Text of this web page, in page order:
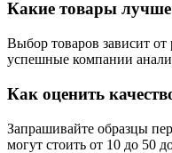
Какие товары лучше
Выбор товаров зависит
успешные компании
Как оценить
Запрашивайте образцы
могут стоить от 10 до 50